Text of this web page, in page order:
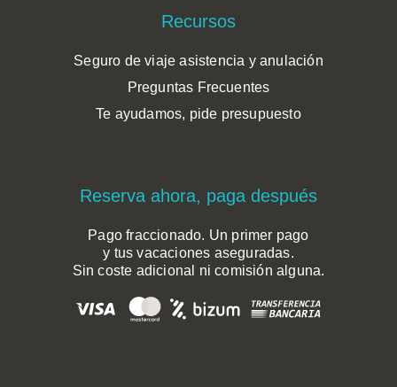
Recursos
Seguro de viaje asistencia y anulación
Preguntas Frecuentes
Te ayudamos, pide presupuesto
Reserva ahora, paga después
Pago fraccionado. Un primer pago
y tus vacaciones aseguradas.
Sin coste adicional ni comisión alguna.